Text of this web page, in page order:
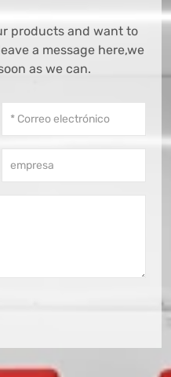
products and want to
a message here,we
as we can.